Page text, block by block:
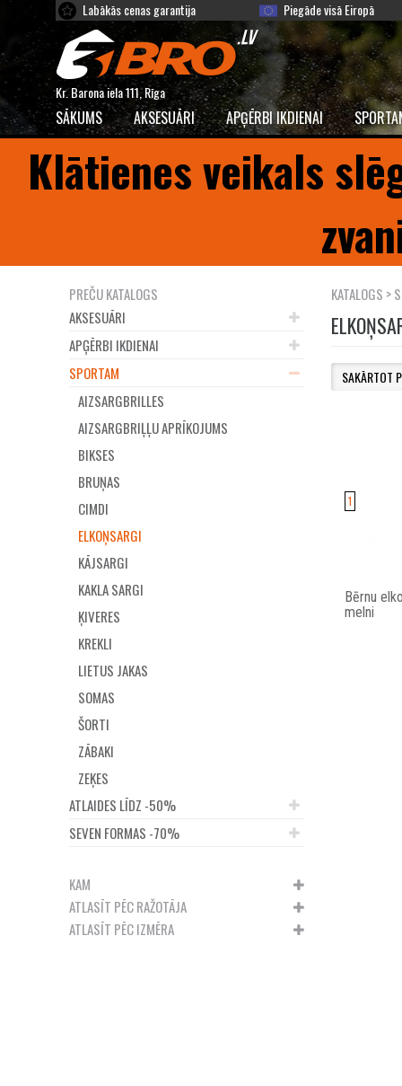
Labākās cenas garantija Piegāde visā Eiropā
Kr. Barona iela 111, Rīga
SĀKUMS AKSESUĀRI APĢĒRBI IKDIENAI
Klātienes veikals
PREČU KATALOGS
AKSESUĀRI
APĢĒRBI IKDIENAI
SPORTAM
AIZSARGBRILLES
AIZSARGBRIĻĻU APRĪKOJUMS
BIKSES
BRUŅAS
CIMDI
ELKOŅSARGI
KĀJSARGI
KAKLA SARGI
ĶIVERES
KREKLI
LIETUS JAKAS
SOMAS
ŠORTI
ZĀBAKI
ZEĶES
ATLAIDES LĪDZ -50%
SEVEN FORMAS -70%
KAM
ATLASĪT PĒC RAŽOTĀJA
ATLASĪT PĒC IZMĒRA
KATALOGS >
1
Bērnu
melni